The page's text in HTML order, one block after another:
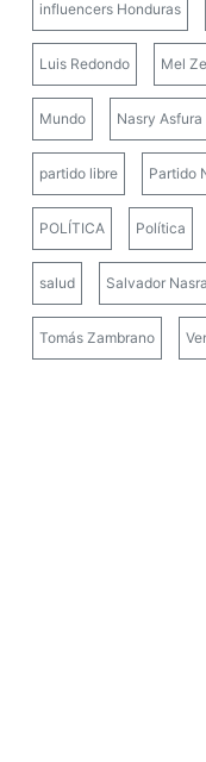
influencers Honduras
Luis Redondo Mel
Mundo Nasry Asfura
partido libre Partido
POLÍTICA Política
salud Salvador
Tomás Zambrano